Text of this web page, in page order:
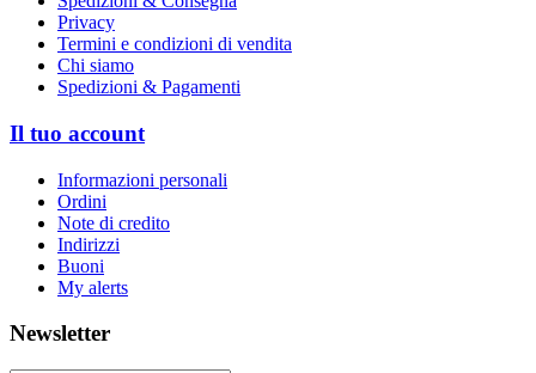
Privacy
Termini e condizioni di vendita
Chi siamo
Spedizioni & Pagamenti
Il tuo account
Informazioni personali
Ordini
Note di credito
Indirizzi
Buoni
My alerts
Newsletter